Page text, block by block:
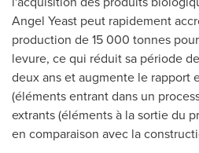
Angel Yeast peut rapidement
production de 15 000 tonnes
levure, ce qui réduit sa période
deux ans et augmente le rapport
(éléments entrant dans un
extrants (éléments à la sortie du
en comparaison avec la